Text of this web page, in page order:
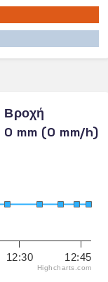
Βροχή
0 mm (0 mm/h)
12:30 12:45
Highcharts.com